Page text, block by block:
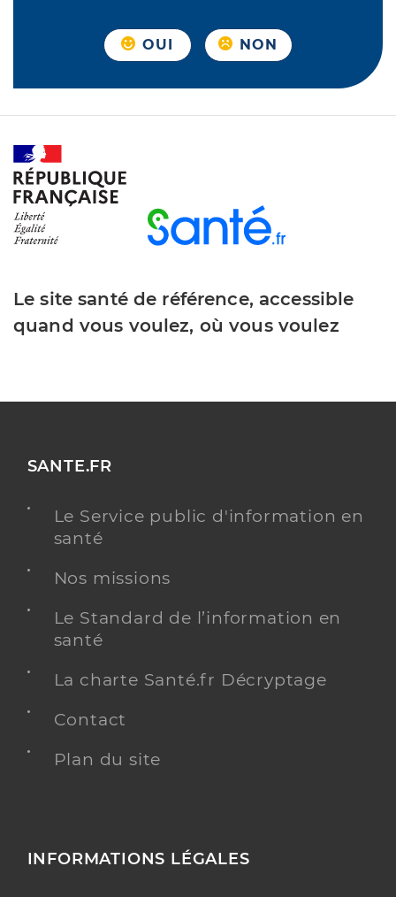
OUI NON
Le site santé de référence, accessible
quand vous voulez, où vous voulez
SANTE.FR
Le Service public d'information en
santé
Nos missions
Le Standard de l’information en
santé
La charte Santé.fr Décryptage
Contact
Plan du site
INFORMATIONS LÉGALES